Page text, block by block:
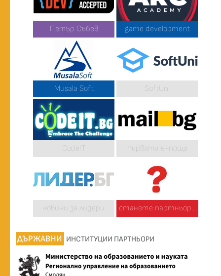
Петър Събев game development
Musala Soft SoftUni
CodeIT първата е-поща
новини за лидери станете партньор...
ДЪРЖАВНИ ИНСТИТУЦИИ ПАРТНЬОРИ